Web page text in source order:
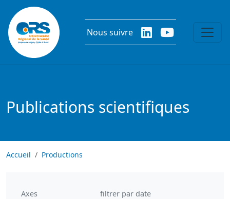
Aller au contenu principal
Nous suivre
Publications scientifiques
Accueil Productions
Axes filtrer par date